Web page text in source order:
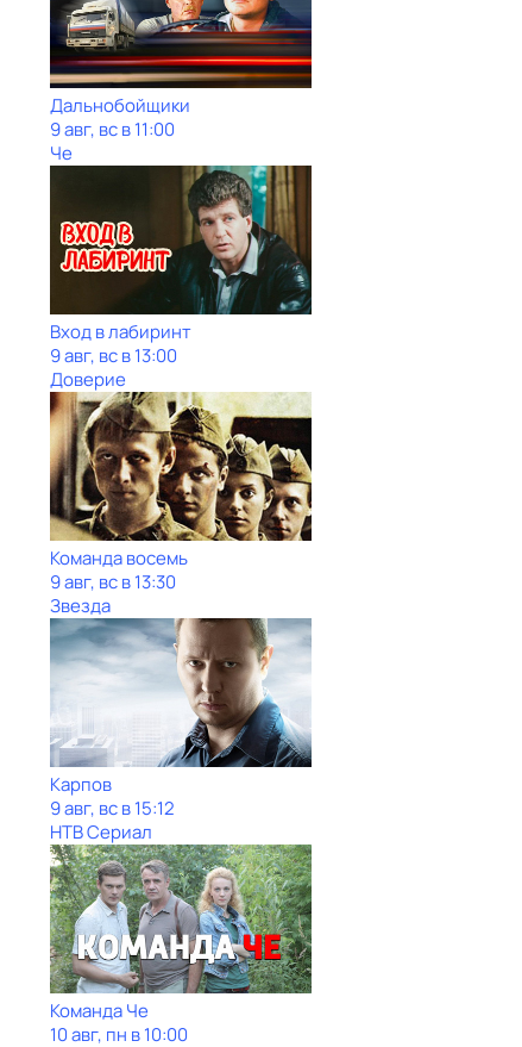
Дальнобойщики
9 авг, вс в 11:00
Че
Вход в лабиринт
9 авг, вс в 13:00
Доверие
Команда восемь
9 авг, вс в 13:30
Звезда
Карпов
9 авг, вс в 15:12
НТВ Сериал
Команда Че
10 авг, пн в 10:00